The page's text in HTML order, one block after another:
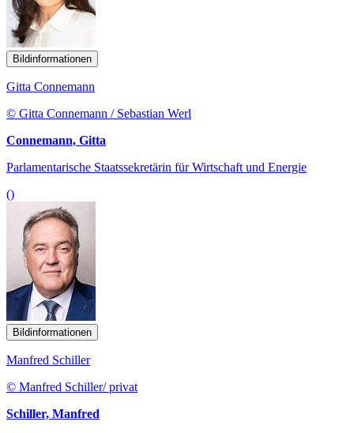
Bildinformationen
Gitta Connemann
© Gitta Connemann / Sebastian Werl
Connemann, Gitta
Parlamentarische Staatssekretärin für Wirtschaft und Energie
()
Bildinformationen
Manfred Schiller
© Manfred Schiller/ privat
Schiller, Manfred